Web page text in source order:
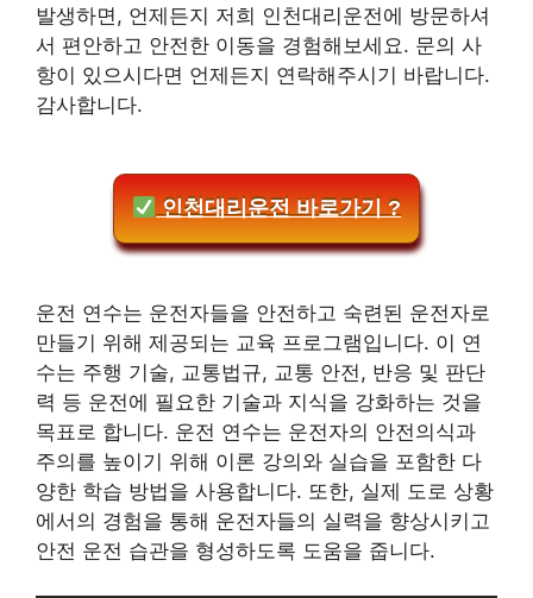
발생하면, 언제든지 저희 인천대리운전에 방문하셔
서 편안하고 안전한 이동을 경험해보세요. 문의 사
항이 있으시다면 언제든지 연락해주시기 바랍니다.
감사합니다.
인천대리운전 바로가기 ?
운전 연수는 운전자들을 안전하고 숙련된 운전자로
만들기 위해 제공되는 교육 프로그램입니다. 이 연
수는 주행 기술, 교통법규, 교통 안전, 반응 및 판단
력 등 운전에 필요한 기술과 지식을 강화하는 것을
목표로 합니다. 운전 연수는 운전자의 안전의식과
주의를 높이기 위해 이론 강의와 실습을 포함한 다
양한 학습 방법을 사용합니다. 또한, 실제 도로 상황
에서의 경험을 통해 운전자들의 실력을 향상시키고
안전 운전 습관을 형성하도록 도움을 줍니다.